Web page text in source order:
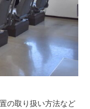
の取り扱い方法など